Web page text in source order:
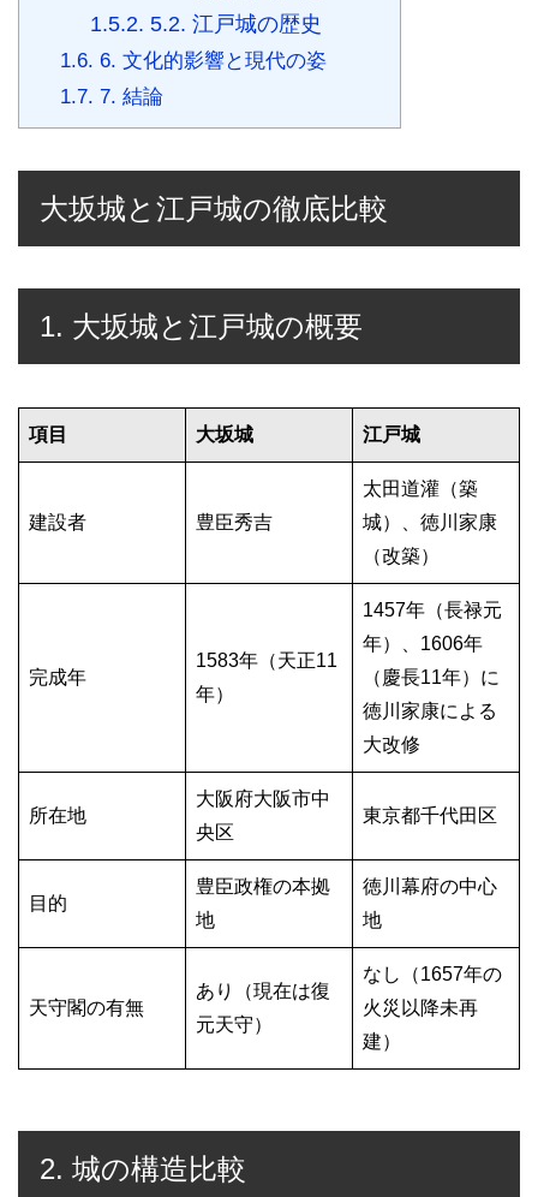
1.5.2. 5.2. 江戸城の歴史
1.6. 6. 文化的影響と現代の姿
1.7. 7. 結論
大坂城と江戸城の徹底比較
1. 大坂城と江戸城の概要
項目 大坂城 江戸城
建設者 豊臣秀吉
太田道灌（築
城）、徳川家康
（改築）
完成年
1583年（天正11
年）
1457年（長禄元
年）、1606年
（慶長11年）に
徳川家康による
大改修
所在地
大阪府大阪市中
央区
東京都千代田区
目的
豊臣政権の本拠
地
徳川幕府の中心
地
天守閣の有無
あり（現在は復
元天守）
なし（1657年の
火災以降未再
建）
2. 城の構造比較